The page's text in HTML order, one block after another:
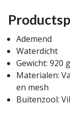
Ademend
Waterdicht
Gewicht: 920
Materialen:
en mesh
Buitenzool: